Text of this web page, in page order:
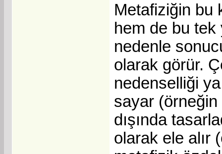
Metafiziğin bu
hem de bu tek
nedenle
olarak görür.
nedenselliği
sayar (örneğin
dışında
olarak ele alır